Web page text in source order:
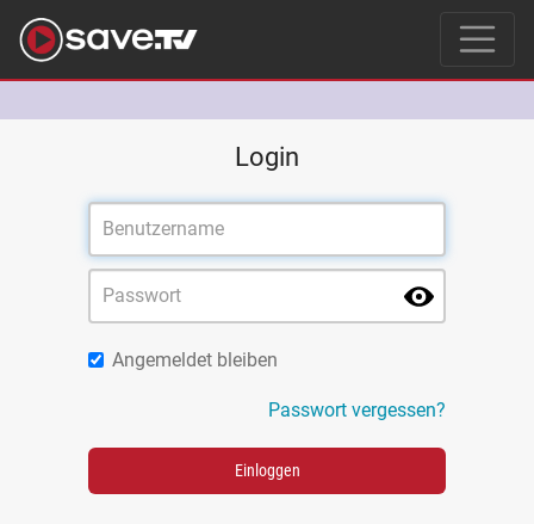
Login
Angemeldet bleiben
Passwort vergessen?
Einloggen